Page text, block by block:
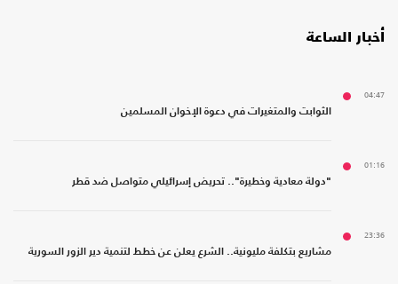
أخبار الساعة
04:47
الثوابت والمتغيرات في دعوة الإخوان المسلمين
01:16
"دولة معادية وخطيرة".. تحريض إسرائيلي متواصل ضد قطر
23:36
مشاريع بتكلفة مليونية.. الشرع يعلن عن خطط لتنمية دير الزور السورية